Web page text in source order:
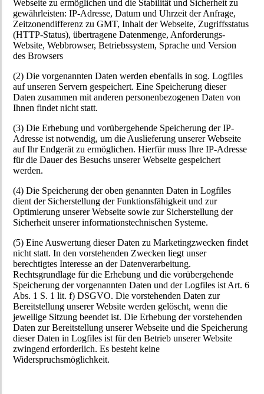
Webseite zu ermöglichen und die Stabilität und Sicherheit zu
gewährleisten: IP-Adresse, Datum und Uhrzeit der Anfrage,
Zeitzonendifferenz zu GMT, Inhalt der Webseite, Zugriffsstatus
(HTTP-Status), übertragene Datenmenge, Anforderungs-
Website, Webbrowser, Betriebssystem, Sprache und Version
des Browsers
(2) Die vorgenannten Daten werden ebenfalls in sog. Logfiles
auf unseren Servern gespeichert. Eine Speicherung dieser
Daten zusammen mit anderen personenbezogenen Daten von
Ihnen findet nicht statt.
(3) Die Erhebung und vorübergehende Speicherung der IP-
Adresse ist notwendig, um die Auslieferung unserer Webseite
auf Ihr Endgerät zu ermöglichen. Hierfür muss Ihre IP-Adresse
für die Dauer des Besuchs unserer Webseite gespeichert
werden.
(4) Die Speicherung der oben genannten Daten in Logfiles
dient der Sicherstellung der Funktionsfähigkeit und zur
Optimierung unserer Webseite sowie zur Sicherstellung der
Sicherheit unserer informationstechnischen Systeme.
(5) Eine Auswertung dieser Daten zu Marketingzwecken findet
nicht statt. In den vorstehenden Zwecken liegt unser
berechtigtes Interesse an der Datenverarbeitung.
Rechtsgrundlage für die Erhebung und die vorübergehende
Speicherung der vorgenannten Daten und der Logfiles ist Art. 6
Abs. 1 S. 1 lit. f) DSGVO. Die vorstehenden Daten zur
Bereitstellung unserer Website werden gelöscht, wenn die
jeweilige Sitzung beendet ist. Die Erhebung der vorstehenden
Daten zur Bereitstellung unserer Webseite und die Speicherung
dieser Daten in Logfiles ist für den Betrieb unserer Website
zwingend erforderlich. Es besteht keine
Widerspruchsmöglichkeit.